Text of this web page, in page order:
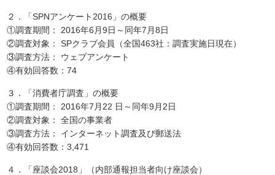
２．「SPNアンケート2016」の概要
①調査期間： 2016年6月9日～同年7月8日
②調査対象： SPクラブ会員（全国463社：調査実施日現在）
③調査方法： ウェブアンケート
④有効回答数：74
３．「消費者庁調査」の概要
①調査期間： 2016年7月22 日～同年9月2日
②調査対象： 全国の事業者
③調査方法： インターネット調査及び郵送法
④有効回答数：3,471
４．「座談会2018」（内部通報担当者向け座談会）